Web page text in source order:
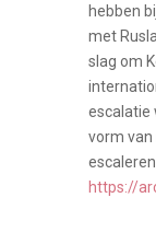
hebben
met
slag om
escalatie
vorm
https://